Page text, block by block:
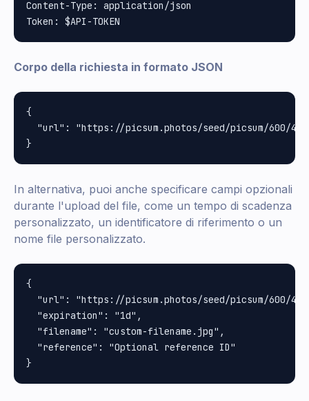
Content-Type: application/json
Corpo della richiesta in formato JSON
{
"url": "https://picsum.photos/seed/picsum/600/
In alternativa, puoi anche specificare campi opzionali
durante l'upload del file, come un tempo di scadenza
personalizzato, un identificatore di riferimento o un
nome file personalizzato.
{
"url": "https://picsum.photos/seed/picsum/600/
  "expiration": "1d",
  "filename": "custom-filename.jpg",
  "reference": "Optional reference ID"